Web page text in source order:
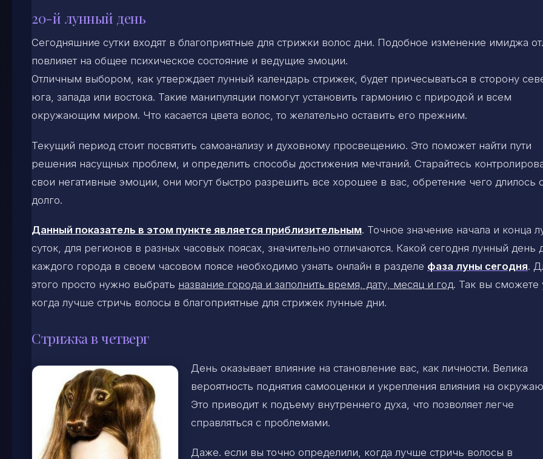
20-й лунный день
Сегодняшние сутки входят в благоприятные для стрижки волос дни. Подобное изменение имиджа
повлияет на общее психическое состояние и ведущие эмоции.
Отличным выбором, как утверждает лунный календарь стрижек, будет причесываться в сторону
юга, запада или востока. Такие манипуляции помогут установить гармонию с природой и всем
окружающим миром. Что касается цвета волос, то желательно оставить его прежним.
Текущий период стоит посвятить самоанализу и духовному просвещению. Это поможет найти пути
решения насущных проблем, и определить способы достижения мечтаний. Старайтесь
свои негативные эмоции, они могут быстро разрешить все хорошее в вас, обретение чего длилось
долго.
Данный показатель в этом пункте является приблизительным. Точное значение начала и конца
суток, для регионов в разных часовых поясах, значительно отличаются. Какой сегодня лунный день
каждого города в своем часовом поясе необходимо узнать онлайн в разделе фаза луны сегодня.
этого просто нужно выбрать название города и заполнить время, дату, месяц и год. Так вы сможете
когда лучше стричь волосы в благоприятные для стрижек лунные дни.
Стрижка в четверг
День оказывает влияние на становление вас, как личности. Велика
вероятность поднятия самооценки и укрепления влияния на
Это приводит к подъему внутреннего духа, что позволяет легче
справляться с проблемами.
Даже. если вы точно определили, когда лучше стричь волосы в